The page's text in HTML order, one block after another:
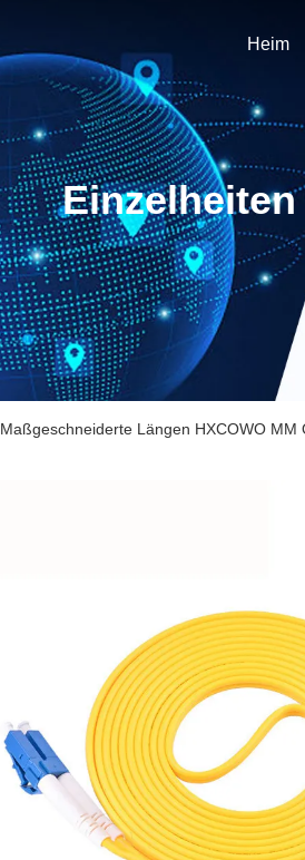
Heim
Maßgeschneiderte Längen HXCOWO